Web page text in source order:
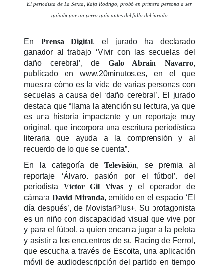
El periodista de La Sexta, Rafa Rodrigo, probó en primera persona a ser
guiado por un perro guía antes del fallo del jurado
En Prensa Digital, el jurado ha declarado
ganador al trabajo ‘Vivir con las secuelas del
daño cerebral’, de Galo Abrain Navarro,
publicado en www.20minutos.es, en el que
muestra cómo es la vida de varias personas con
secuelas a causa del ‘daño cerebral’. El jurado
destaca que “llama la atención su lectura, ya que
es una historia impactante y un reportaje muy
original, que incorpora una escritura periodística
literaria que ayuda a la comprensión y al
recuerdo de lo que se cuenta”.
En la categoría deTelevisión, se premia al
reportaje ‘Álvaro, pasión por el fútbol’, del
periodistaVíctor Gil Vivas y el operador de
cámaraDavid Miranda, emitido en el espacio ‘El
día después’, de MovistarPlus+. Su protagonista
es un niño con discapacidad visual que vive por
y para el fútbol, a quien encanta jugar a la pelota
y asistir a los encuentros de su Racing de Ferrol,
que escucha a través de Escoita, una aplicación
móvil de audiodescripción del partido en tiempo